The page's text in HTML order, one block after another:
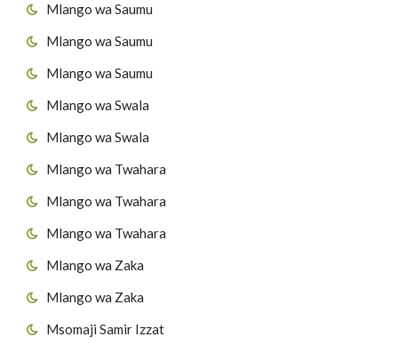
Mlango wa Saumu
Mlango wa Saumu
Mlango wa Saumu
Mlango wa Swala
Mlango wa Swala
Mlango wa Twahara
Mlango wa Twahara
Mlango wa Twahara
Mlango wa Zaka
Mlango wa Zaka
Msomaji Samir Izzat